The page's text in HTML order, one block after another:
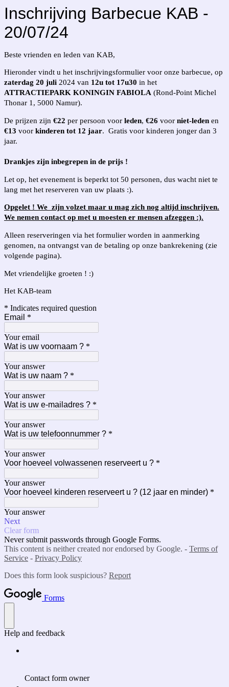
Inschrijving Barbecue KAB -
20/07/24
Beste vrienden en leden van KAB,
Hieronder vindt u het inschrijvingsformulier voor onze barbecue, op
zaterdag 20 juli 2024 van 12u tot 17u30 in het
ATTRACTIEPARK KONINGIN FABIOLA (Rond-Point Michel
Thonar 1, 5000 Namur).
De prijzen zijn €22 per persoon voor leden, €26 voor niet-leden en
€13 voor kinderen tot 12 jaar. Gratis voor kinderen jonger dan 3
jaar.
Drankjes zijn inbegrepen in de prijs !
Let op, het evenement is beperkt tot 50 personen, dus wacht niet te
lang met het reserveren van uw plaats :).
Opgelet ! We zijn volzet maar u mag zich nog altijd inschrijven.
We nemen contact op met u moesten er mensen afzeggen :).
Alleen reserveringen via het formulier worden in aanmerking
genomen, na ontvangst van de betaling op onze bankrekening (zie
volgende pagina).
Met vriendelijke groeten ! :)
Het KAB-team
* Indicates required question
Email *
Your email
Wat is uw voornaam ? *
Your answer
Wat is uw naam ? *
Your answer
Wat is uw e-mailadres ? *
Your answer
Wat is uw telefoonnummer ? *
Your answer
Voor hoeveel volwassenen reserveert u ? *
Your answer
Voor hoeveel kinderen reserveert u ? (12 jaar en minder) *
Your answer
Next
Clear form
Never submit passwords through Google Forms.
This content is neither created nor endorsed by Google. - Terms of
Service - Privacy Policy
Does this form look suspicious? Report
Forms
Help and feedback
Contact form owner